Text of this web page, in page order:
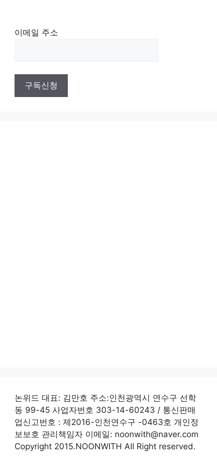
이메일 주소
논위드 대표: 김만호 주소:인천광역시 연수구 선학
동 99-45 사업자번호 303-14-60243 / 통신판매
업신고번호 : 제2016-인천연수구 -0463호 개인정
보보호 관리책임자 이메일: noonwith@naver.com
Copyright 2015.NOONWITH All Right reserved.